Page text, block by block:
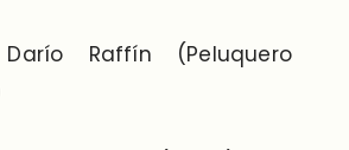
Raffín (Peluquero